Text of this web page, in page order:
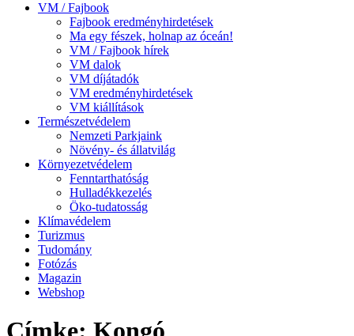
VM / Fajbook
Fajbook eredményhirdetések
Ma egy fészek, holnap az óceán!
VM / Fajbook hírek
VM dalok
VM díjátadók
VM eredményhirdetések
VM kiállítások
Természetvédelem
Nemzeti Parkjaink
Növény- és állatvilág
Környezetvédelem
Fenntarthatóság
Hulladékkezelés
Öko-tudatosság
Klímavédelem
Turizmus
Tudomány
Fotózás
Magazin
Webshop